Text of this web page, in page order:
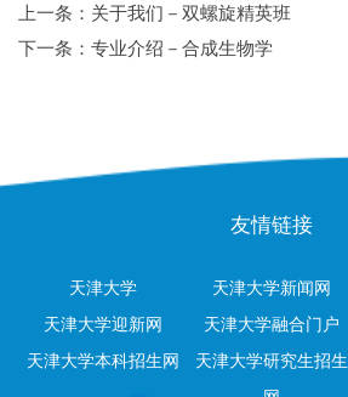
上一条： 关于我们－双螺旋精英班
下一条： 专业介绍－合成生物学
友情链接
天津大学 天津大学新闻网
天津大学迎新网
天津大学融合门户
天津大学本科招生网
天津大学研究生招生